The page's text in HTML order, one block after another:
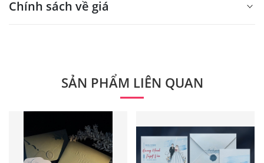
Chính sách về giá
Quý khách vui lòng liên hệ để có thông tin chính xác.
SẢN PHẨM LIÊN QUAN